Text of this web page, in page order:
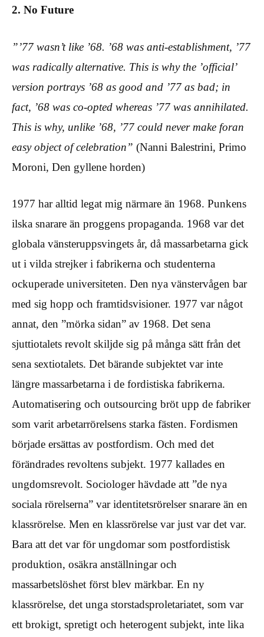
2. No Future
”’77 wasn’t like ’68. ’68 was anti-establishment, ’77
was radically alternative. This is why the ’official’
version portrays ’68 as good and ’77 as bad; in
fact, ’68 was co-opted whereas ’77 was annihilated.
This is why, unlike ’68, ’77 could never make foran
easy object of celebration” (Nanni Balestrini, Primo
Moroni, Den gyllene horden)
1977 har alltid legat mig närmare än 1968. Punkens
ilska snarare än proggens propaganda. 1968 var det
globala vänsteruppsvingets år, då massarbetarna gick
ut i vilda strejker i fabrikerna och studenterna
ockuperade universiteten. Den nya vänstervågen bar
med sig hopp och framtidsvisioner. 1977 var något
annat, den ”mörka sidan” av 1968. Det sena
sjuttiotalets revolt skiljde sig på många sätt från det
sena sextiotalets. Det bärande subjektet var inte
längre massarbetarna i de fordistiska fabrikerna.
Automatisering och outsourcing bröt upp de fabriker
som varit arbetarrörelsens starka fästen. Fordismen
började ersättas av postfordism. Och med det
förändrades revoltens subjekt. 1977 kallades en
ungdomsrevolt. Sociologer hävdade att ”de nya
sociala rörelserna” var identitetsrörelser snarare än en
klassrörelse. Men en klassrörelse var just var det var.
Bara att det var för ungdomar som postfordistisk
produktion, osäkra anställningar och
massarbetslöshet först blev märkbar. En ny
klassrörelse, det unga storstadsproletariatet, som var
ett brokigt, spretigt och heterogent subjekt, inte lika